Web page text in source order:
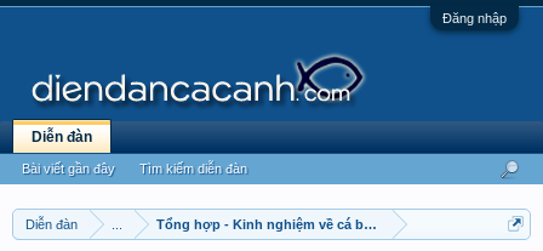
Đăng nhập
Diễn đàn Tổng hợp - Kinh nghiệm về cá betta
Diễn đàn
Bài viết gần đây Tìm kiếm diễn đàn